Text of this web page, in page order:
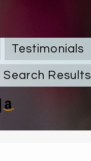
Testimonials
Search Results